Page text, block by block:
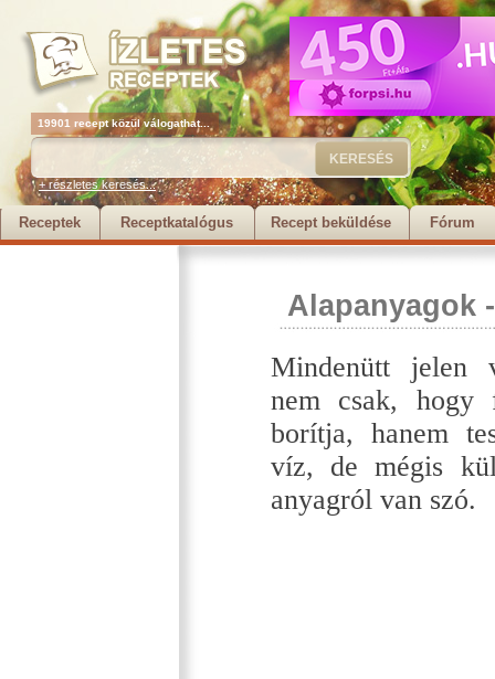
19901 recept közül válogathat...
+ részletes keresés...
Receptek Receptkatalógus Recept beküldése Fórum
Alapanyagok
Mindenütt jelen
nem csak, hogy
borítja, hanem
víz, de mégis
anyagról van szó.